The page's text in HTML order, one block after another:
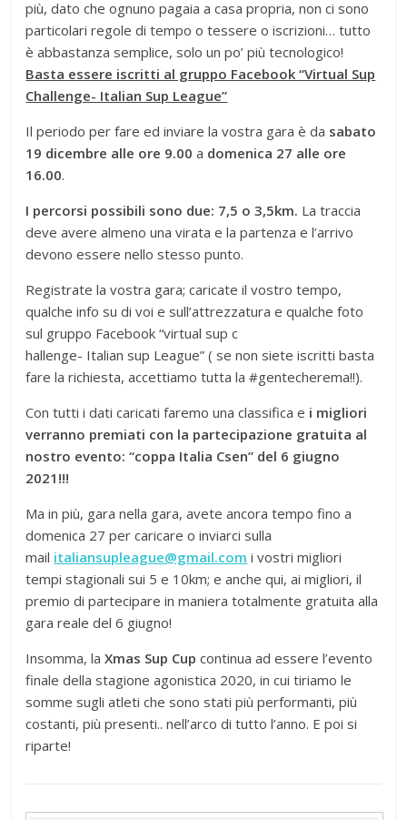
più, dato che ognuno pagaia a casa propria, non ci sono
particolari regole di tempo o tessere o iscrizioni… tutto
è abbastanza semplice, solo un po’ più tecnologico!
Basta essere iscritti al gruppo Facebook “Virtual Sup
Challenge- Italian Sup League”
Il periodo per fare ed inviare la vostra gara è da sabato
19 dicembre alle ore 9.00 a domenica 27 alle ore
16.00.
I percorsi possibili sono due: 7,5 o 3,5km. La traccia
deve avere almeno una virata e la partenza e l’arrivo
devono essere nello stesso punto.
Registrate la vostra gara; caricate il vostro tempo,
qualche info su di voi e sull’attrezzatura e qualche foto
sul gruppo Facebook “virtual sup c
hallenge- Italian sup League” ( se non siete iscritti basta
fare la richiesta, accettiamo tutta la #gentecherema!!).
Con tutti i dati caricati faremo una classifica e i migliori
verranno premiati con la partecipazione gratuita al
nostro evento: “coppa Italia Csen” del 6 giugno
2021!!!
Ma in più, gara nella gara, avete ancora tempo fino a
domenica 27 per caricare o inviarci sulla
mail italiansupleague@gmail.com i vostri migliori
tempi stagionali sui 5 e 10km; e anche qui, ai migliori, il
premio di partecipare in maniera totalmente gratuita alla
gara reale del 6 giugno!
Insomma, laXmas Sup Cup continua ad essere l’evento
finale della stagione agonistica 2020, in cui tiriamo le
somme sugli atleti che sono stati più performanti, più
costanti, più presenti.. nell’arco di tutto l’anno. E poi si
riparte!